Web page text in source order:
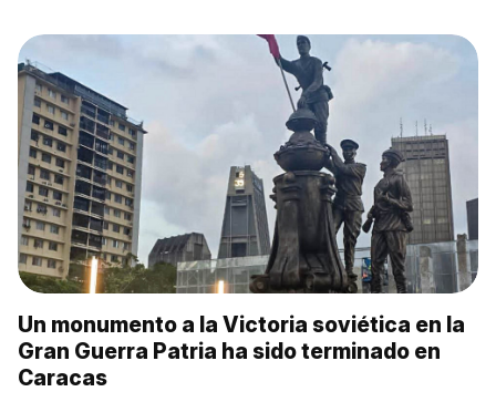
Un monumento a la Victoria soviética en la
Gran Guerra Patria ha sido terminado en
Caracas